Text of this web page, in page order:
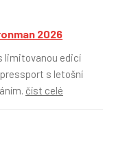
2026
limitovanou edicí
s letošní
číst celé